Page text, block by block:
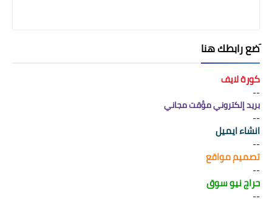
َضع رابطك هنا
كورة لايف
--
بريد إلكتروني مؤقت مجاني
--
انشاء ايميل
--
تصميم مواقع
--
حراج نيو سوق